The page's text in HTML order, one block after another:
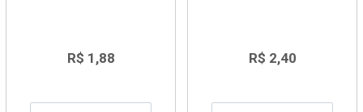
R$ 1,88 R$ 2,40